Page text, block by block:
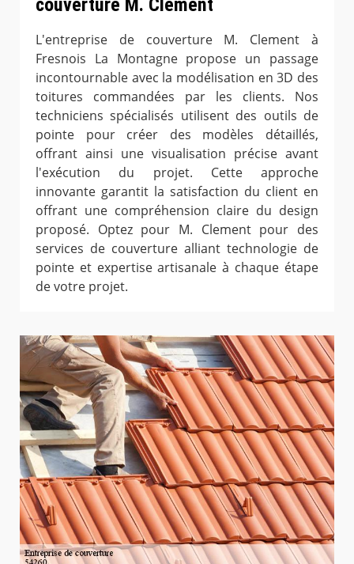
couverture M. Clement
L'entreprise de couverture M. Clement à
Fresnois La Montagne propose un passage
incontournable avec la modélisation en 3D des
toitures commandées par les clients. Nos
techniciens spécialisés utilisent des outils de
pointe pour créer des modèles détaillés,
offrant ainsi une visualisation précise avant
l'exécution du projet. Cette approche
innovante garantit la satisfaction du client en
offrant une compréhension claire du design
proposé. Optez pour M. Clement pour des
services de couverture alliant technologie de
pointe et expertise artisanale à chaque étape
de votre projet.